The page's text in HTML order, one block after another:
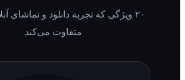
۲۰ ویژگی که تجربه دانلود و تماشای آنلاین شما را
متفاوت می‌کند